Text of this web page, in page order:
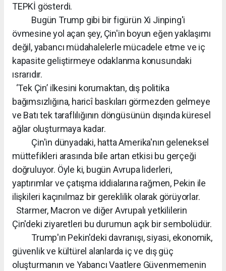
TEPKİ gösterdi.
Bugün Trump gibi bir figürün Xi Jinping'i
övmesine yol açan şey, Çin'in boyun eğen yaklaşımı
değil, yabancı müdahalelerle mücadele etme ve iç
kapasite geliştirmeye odaklanma konusundaki
ısrarıdır.
‘Tek Çin’ ilkesini korumaktan, dış politika
bağımsızlığına, haricî baskıları görmezden gelmeye
ve Batı tek taraflılığının döngüsünün dışında küresel
ağlar oluşturmaya kadar.
Çin'in dünyadaki, hatta Amerika'nın geleneksel
müttefikleri arasında bile artan etkisi bu gerçeği
doğruluyor. Öyle ki, bugün Avrupa liderleri,
yaptırımlar ve çatışma iddialarına rağmen, Pekin ile
ilişkileri kaçınılmaz bir gereklilik olarak görüyorlar.
Starmer, Macron ve diğer Avrupalı ​​yetkililerin
Çin'deki ziyaretleri bu durumun açık bir sembolüdür.
Trump'ın Pekin'deki davranışı, siyasi, ekonomik,
güvenlik ve kültürel alanlarda iç ve dış güç
oluşturmanın ve Yabancı Vaatlere Güvenmemenin